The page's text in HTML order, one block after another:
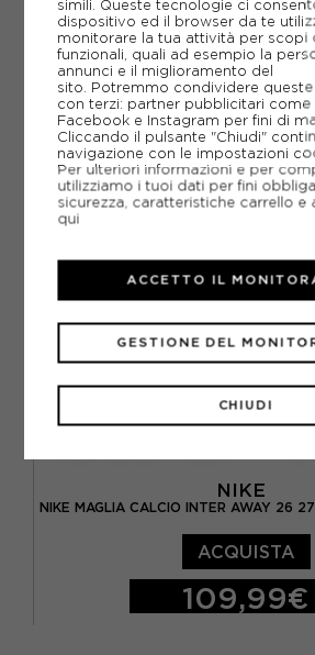
S M L XL
NIKE
NIKE MAGLIA CALCIO INTER AWAY 26
ACQUISTA
109,99€
simili. Queste tecnologie ci
dispositivo ed il browser da te
monitorare la tua attività per scopi
funzionali, quali ad esempio la
annunci e il miglioramento del
sito. Potremmo condividere
con terzi: partner pubblicitari come
Facebook e Instagram per fini di
Cliccando il pulsante "Chiudi"
navigazione con le impostazioni
Per ulteriori informazioni e per
utilizziamo i tuoi dati per fini
sicurezza, caratteristiche carrello e
qui
CHIUDI
GESTIONE DEL
ACCETTO IL